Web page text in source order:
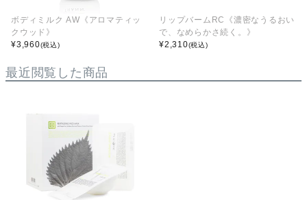
ボディミルク AW《アロマティッ
クウッド》
¥3,960(税込)
リップバームRC《濃密なうるおい
で、なめらかさ続く。》
¥2,310(税込)
最近閲覧した商品